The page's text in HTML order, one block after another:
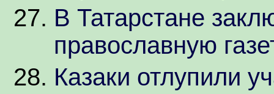
В Татарстане
православную
Казаки отлупили